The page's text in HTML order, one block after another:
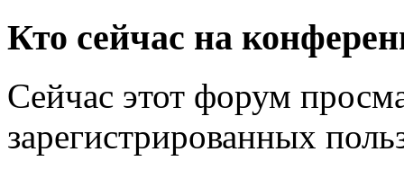
Кто сейчас на
Сейчас этот форум
зарегистрированных